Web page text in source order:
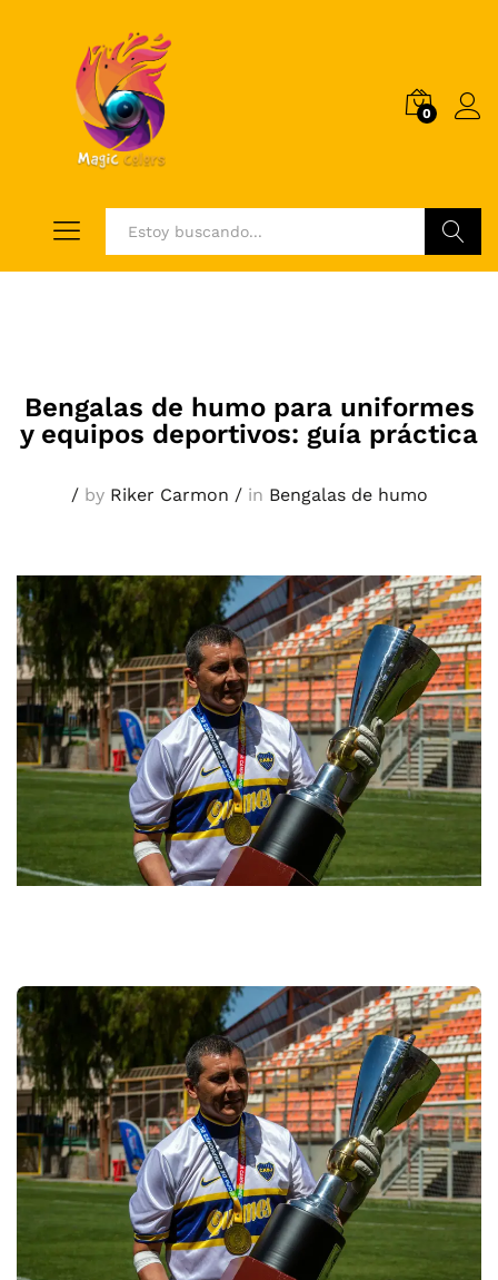
0
Bengalas de humo para uniformes
y equipos deportivos: guía práctica
/by Riker Carmon /in Bengalas de humo